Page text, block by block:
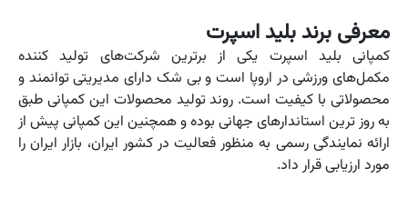
معرفی برند بلید اسپرت
کمپانی بلید اسپرت یکی از برترین شرکت‌های تولید کننده
مکمل‌های ورزشی در اروپا است و بی شک دارای مدیریتی توانمند و
محصولاتی با کیفیت است. روند تولید محصولات این کمپانی طبق
به روز ترین استاندارهای جهانی بوده و همچنین این کمپانی پیش از
ارائه نمایندگی رسمی به منظور فعالیت در کشور ایران، بازار ایران را
مورد ارزیابی قرار داد.